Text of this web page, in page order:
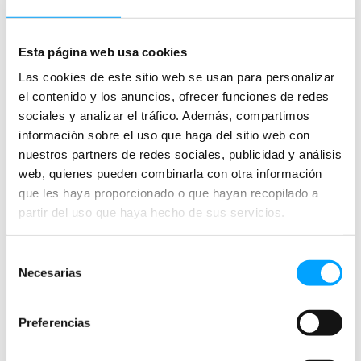
Esta página web usa cookies
Las cookies de este sitio web se usan para personalizar
el contenido y los anuncios, ofrecer funciones de redes
sociales y analizar el tráfico. Además, compartimos
información sobre el uso que haga del sitio web con
nuestros partners de redes sociales, publicidad y análisis
web, quienes pueden combinarla con otra información
que les haya proporcionado o que hayan recopilado a
partir del uso que haya hecho de sus servicios.
Necesarias
Preferencias
teleñecos,y disfrutar de las aventuras de la joven Sarah
mientras lucha por rescatar a su hermano de las garras del
malvado Rey de los Goblins, interpretado por un David
Bowie pletórico.